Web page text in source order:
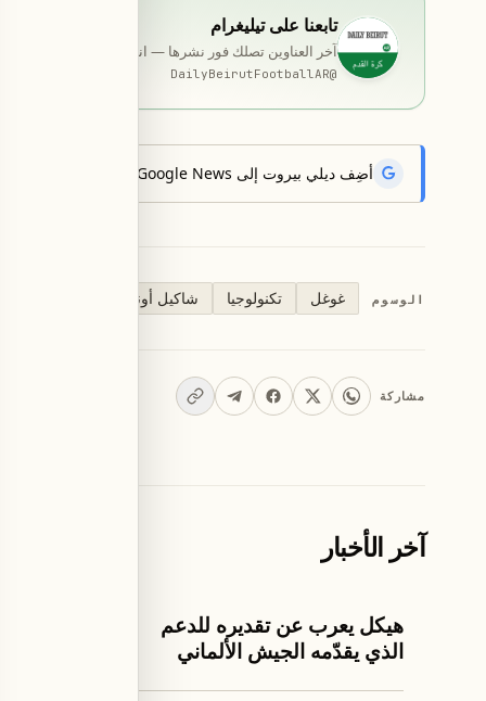
تابعنا على تيليغرام
آخر العناوين تصلك فور نشرها — انضمّ إلى قناة المخصّصة
@
DailyBeirutFootballAR
أضِف ديلي بيروت إلى Google News لتتلقّى أحدث الأخبار أوّلاً.
الوسوم غوغل تكنولوجيا شاكيل أونيل
مشاركة
آخر الأخبار
اخبار لبنان
هيكل يعرب عن تقديره للدعم
الذي يقدّمه الجيش الألماني